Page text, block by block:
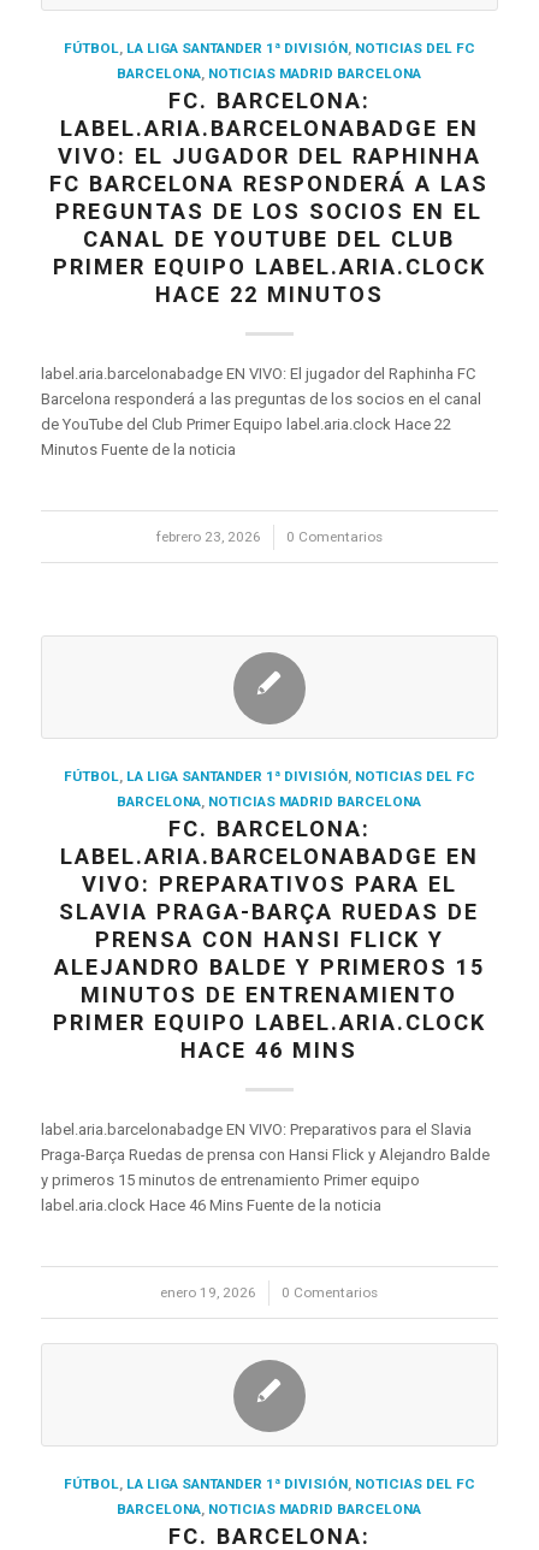
FÚTBOL, LA LIGA SANTANDER 1ª DIVISIÓN, NOTICIAS DEL FC
BARCELONA, NOTICIAS MADRID BARCELONA
FC. BARCELONA:
LABEL.ARIA.BARCELONABADGE EN
VIVO: EL JUGADOR DEL RAPHINHA
FC BARCELONA RESPONDERÁ A LAS
PREGUNTAS DE LOS SOCIOS EN EL
CANAL DE YOUTUBE DEL CLUB
PRIMER EQUIPO LABEL.ARIA.CLOCK
HACE 22 MINUTOS
label.aria.barcelonabadge EN VIVO: El jugador del Raphinha FC
Barcelona responderá a las preguntas de los socios en el canal
de YouTube del Club Primer Equipo label.aria.clock Hace 22
Minutos Fuente de la noticia
febrero 23, 2026
/ 0 Comentarios
FÚTBOL, LA LIGA SANTANDER 1ª DIVISIÓN, NOTICIAS DEL FC
BARCELONA, NOTICIAS MADRID BARCELONA
FC. BARCELONA:
LABEL.ARIA.BARCELONABADGE EN
VIVO: PREPARATIVOS PARA EL
SLAVIA PRAGA-BARÇA RUEDAS DE
PRENSA CON HANSI FLICK Y
ALEJANDRO BALDE Y PRIMEROS 15
MINUTOS DE ENTRENAMIENTO
PRIMER EQUIPO LABEL.ARIA.CLOCK
HACE 46 MINS
label.aria.barcelonabadge EN VIVO: Preparativos para el Slavia
Praga-Barça Ruedas de prensa con Hansi Flick y Alejandro Balde
y primeros 15 minutos de entrenamiento Primer equipo
label.aria.clock Hace 46 Mins Fuente de la noticia
enero 19, 2026
/ 0 Comentarios
FÚTBOL, LA LIGA SANTANDER 1ª DIVISIÓN, NOTICIAS DEL FC
BARCELONA, NOTICIAS MADRID BARCELONA
FC. BARCELONA: